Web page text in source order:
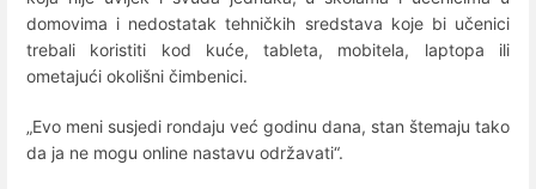
domovima i nedostatak tehničkih sredstava koje bi učenici
trebali koristiti kod kuće, tableta, mobitela, laptopa ili
ometajući okolišni čimbenici.
„Evo meni susjedi rondaju već godinu dana, stan štemaju tako
da ja ne mogu online nastavu održavati“.